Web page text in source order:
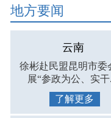
地方要闻
云南
徐彬赴民盟昆明市委
展“参政为公、实干
了解更多